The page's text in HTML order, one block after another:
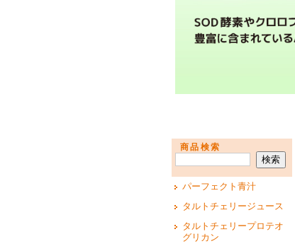
商品検索
パーフェクト青汁
タルトチェリージュース
タルトチェリープロテオ
グリカン